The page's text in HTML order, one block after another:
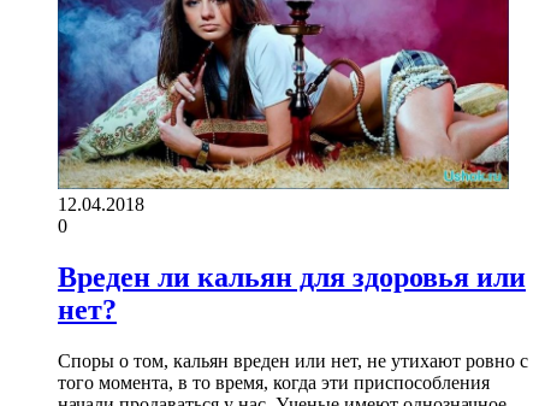
12.04.2018
0
Вреден ли кальян для здоровья или
нет?
Споры о том, кальян вреден или нет, не утихают ровно с
того момента, в то время, когда эти приспособления